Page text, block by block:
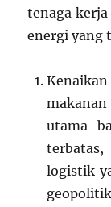
tenaga
energi yang
utama
logistik